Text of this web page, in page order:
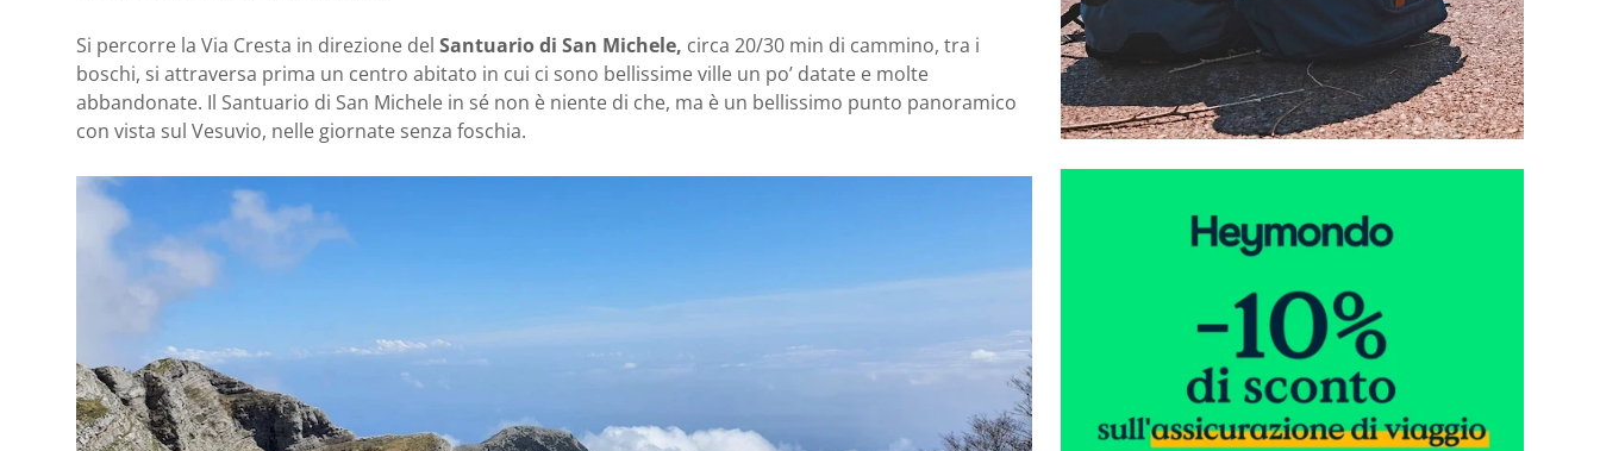
Si percorre la Via Cresta in direzione del Santuario di San Michele, circa 20/30 min di cammino, tra i
boschi, si attraversa prima un centro abitato in cui ci sono bellissime ville un po’ datate e molte
abbandonate. Il Santuario di San Michele in sé non è niente di che, ma è un bellissimo punto panoramico
con vista sul Vesuvio, nelle giornate senza foschia.